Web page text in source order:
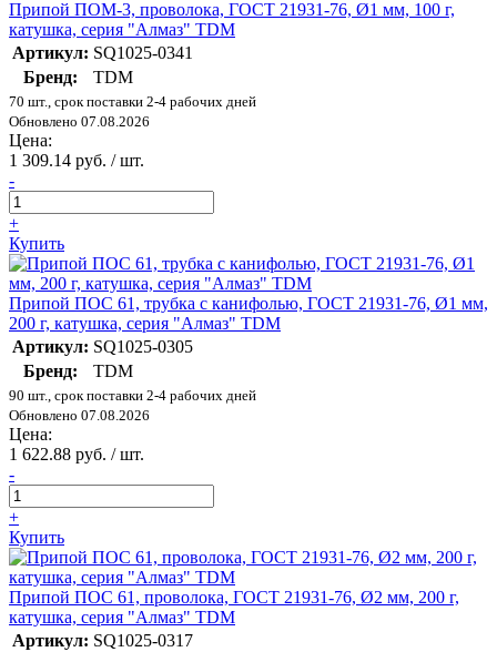
Припой ПОМ-3, проволока, ГОСТ 21931-76, Ø1 мм, 100 г,
катушка, серия "Алмаз" TDM
Артикул: SQ1025-0341
Бренд:
TDM
70 шт., срок поставки 2-4 рабочих дней
Обновлено 07.08.2026
Цена:
1 309.14 руб. / шт.
-
+
Купить
Припой ПОС 61, трубка с канифолью, ГОСТ 21931-76, Ø1 мм,
200 г, катушка, серия "Алмаз" TDM
Артикул: SQ1025-0305
Бренд:
TDM
90 шт., срок поставки 2-4 рабочих дней
Обновлено 07.08.2026
Цена:
1 622.88 руб. / шт.
-
+
Купить
Припой ПОС 61, проволока, ГОСТ 21931-76, Ø2 мм, 200 г,
катушка, серия "Алмаз" TDM
Артикул: SQ1025-0317